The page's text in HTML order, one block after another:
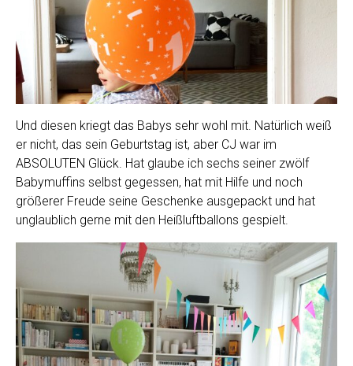
Und diesen kriegt das Babys sehr wohl mit. Natürlich weiß
er nicht, das sein Geburtstag ist, aber CJ war im
ABSOLUTEN Glück. Hat glaube ich sechs seiner zwölf
Babymuffins selbst gegessen, hat mit Hilfe und noch
größerer Freude seine Geschenke ausgepackt und hat
unglaublich gerne mit den Heißluftballons gespielt.